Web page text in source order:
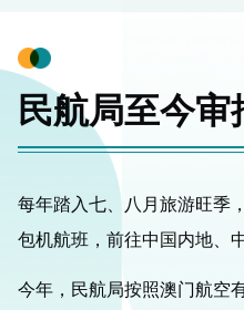
民航局至今
每年踏入七、八月旅游旺季
包机航班，前往中国内地、
今年，民航局按照澳门航空